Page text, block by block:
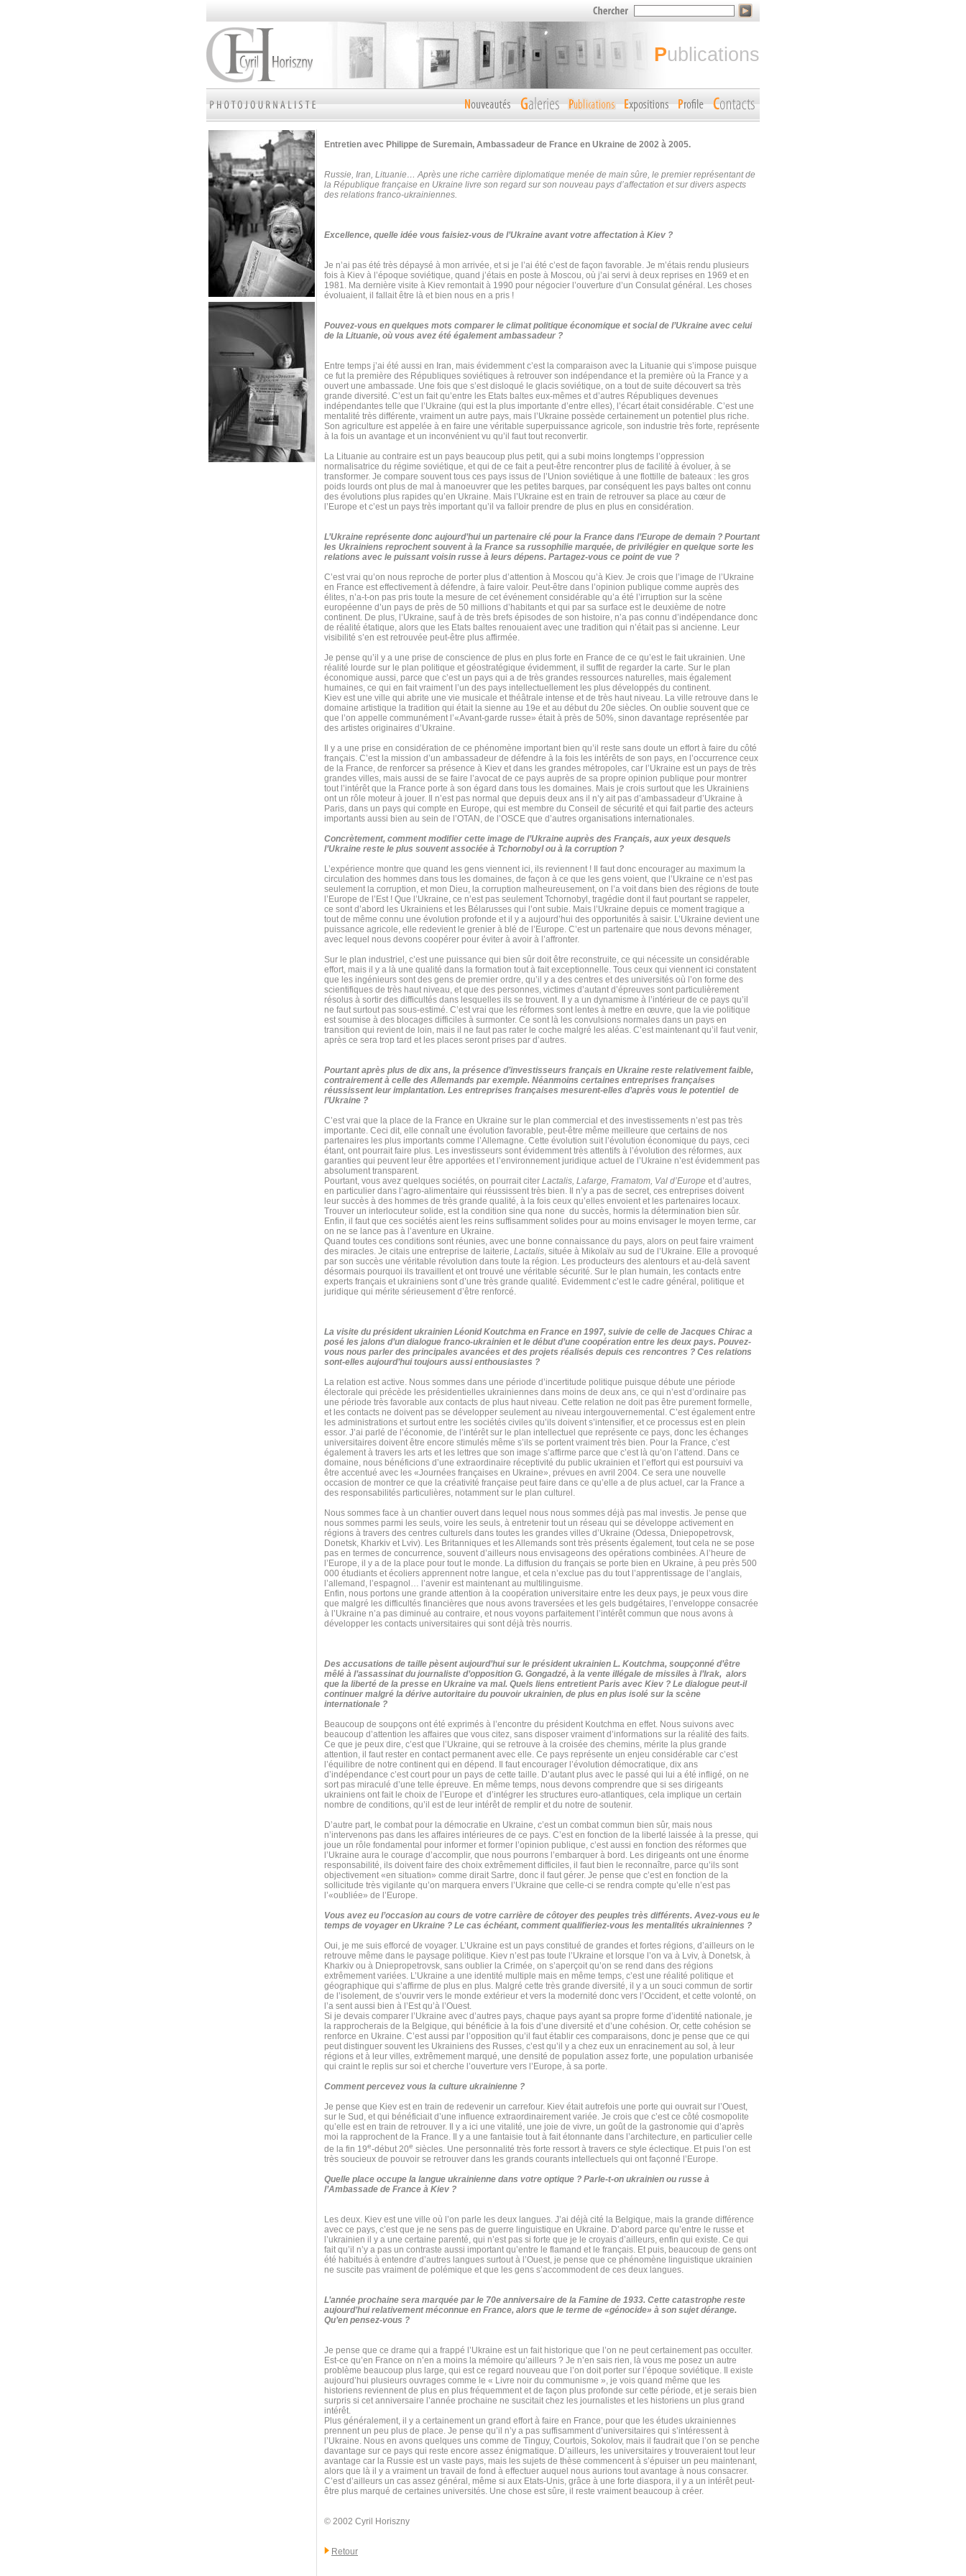
publications
Entretien avec Philippe de Suremain, Ambassadeur de France en Ukraine de 2002 à 2005.
Russie, Iran, Lituanie… Après une riche carrière diplomatique menée de main sûre, le premier représentant de
la République française en Ukraine livre son regard sur son nouveau pays d’affectation et sur divers aspects
des relations franco-ukrainiennes.
Excellence, quelle idée vous faisiez-vous de l’Ukraine avant votre affectation à Kiev ?
Je n’ai pas été très dépaysé à mon arrivée, et si je l’ai été c’est de façon favorable. Je m’étais rendu plusieurs
fois à Kiev à l’époque soviétique, quand j’étais en poste à Moscou, où j’ai servi à deux reprises en 1969 et en
1981. Ma dernière visite à Kiev remontait à 1990 pour négocier l’ouverture d’un Consulat général. Les choses
évoluaient, il fallait être là et bien nous en a pris !
Pouvez-vous en quelques mots comparer le climat politique économique et social de l’Ukraine avec celui
de la Lituanie, où vous avez été également ambassadeur ?
Entre temps j’ai été aussi en Iran, mais évidemment c’est la comparaison avec la Lituanie qui s’impose puisque
ce fut la première des Républiques soviétiques à retrouver son indépendance et la première où la France y a
ouvert une ambassade. Une fois que s’est disloqué le glacis soviétique, on a tout de suite découvert sa très
grande diversité. C’est un fait qu’entre les Etats baltes eux-mêmes et d’autres Républiques devenues
indépendantes telle que l’Ukraine (qui est la plus importante d’entre elles), l’écart était considérable. C’est une
mentalité très différente, vraiment un autre pays, mais l’Ukraine possède certainement un potentiel plus riche.
Son agriculture est appelée à en faire une véritable superpuissance agricole, son industrie très forte, représente
à la fois un avantage et un inconvénient vu qu’il faut tout reconvertir.
La Lituanie au contraire est un pays beaucoup plus petit, qui a subi moins longtemps l’oppression
normalisatrice du régime soviétique, et qui de ce fait a peut-être rencontrer plus de facilité à évoluer, à se
transformer. Je compare souvent tous ces pays issus de l’Union soviétique à une flottille de bateaux : les gros
poids lourds ont plus de mal à manoeuvrer que les petites barques, par conséquent les pays baltes ont connu
des évolutions plus rapides qu’en Ukraine. Mais l’Ukraine est en train de retrouver sa place au cœur de
l’Europe et c’est un pays très important qu’il va falloir prendre de plus en plus en considération.
L’Ukraine représente donc aujourd’hui un partenaire clé pour la France dans l’Europe de demain ? Pourtant
les Ukrainiens reprochent souvent à la France sa russophilie marquée, de privilégier en quelque sorte les
relations avec le puissant voisin russe à leurs dépens. Partagez-vous ce point de vue ?
C’est vrai qu’on nous reproche de porter plus d’attention à Moscou qu’à Kiev. Je crois que l’image de l’Ukraine
en France est effectivement à défendre, à faire valoir. Peut-être dans l’opinion publique comme auprès des
élites, n’a-t-on pas pris toute la mesure de cet événement considérable qu’a été l’irruption sur la scène
européenne d’un pays de près de 50 millions d’habitants et qui par sa surface est le deuxième de notre
continent. De plus, l’Ukraine, sauf à de très brefs épisodes de son histoire, n’a pas connu d’indépendance donc
de réalité étatique, alors que les Etats baltes renouaient avec une tradition qui n’était pas si ancienne. Leur
visibilité s’en est retrouvée peut-être plus affirmée.
Je pense qu’il y a une prise de conscience de plus en plus forte en France de ce qu’est le fait ukrainien. Une
réalité lourde sur le plan politique et géostratégique évidemment, il suffit de regarder la carte. Sur le plan
économique aussi, parce que c’est un pays qui a de très grandes ressources naturelles, mais également
humaines, ce qui en fait vraiment l’un des pays intellectuellement les plus développés du continent.
Kiev est une ville qui abrite une vie musicale et théâtrale intense et de très haut niveau. La ville retrouve dans le
domaine artistique la tradition qui était la sienne au 19e et au début du 20e siècles. On oublie souvent que ce
que l’on appelle communément l’«Avant-garde russe» était à près de 50%, sinon davantage représentée par
des artistes originaires d’Ukraine.
Il y a une prise en considération de ce phénomène important bien qu’il reste sans doute un effort à faire du côté
français. C’est la mission d’un ambassadeur de défendre à la fois les intérêts de son pays, en l’occurrence ceux
de la France, de renforcer sa présence à Kiev et dans les grandes métropoles, car l’Ukraine est un pays de très
grandes villes, mais aussi de se faire l’avocat de ce pays auprès de sa propre opinion publique pour montrer
tout l’intérêt que la France porte à son égard dans tous les domaines. Mais je crois surtout que les Ukrainiens
ont un rôle moteur à jouer. Il n’est pas normal que depuis deux ans il n’y ait pas d’ambassadeur d’Ukraine à
Paris, dans un pays qui compte en Europe, qui est membre du Conseil de sécurité et qui fait partie des acteurs
importants aussi bien au sein de l’OTAN, de l’OSCE que d’autres organisations internationales.
Concrètement, comment modifier cette image de l’Ukraine auprès des Français, aux yeux desquels
l’Ukraine reste le plus souvent associée à Tchornobyl ou à la corruption ?
L’expérience montre que quand les gens viennent ici, ils reviennent ! Il faut donc encourager au maximum la
circulation des hommes dans tous les domaines, de façon à ce que les gens voient, que l’Ukraine ce n’est pas
seulement la corruption, et mon Dieu, la corruption malheureusement, on l’a voit dans bien des régions de toute
l’Europe de l’Est ! Que l’Ukraine, ce n’est pas seulement Tchornobyl, tragédie dont il faut pourtant se rappeler,
ce sont d’abord les Ukrainiens et les Bélаrusses qui l’ont subie. Mais l’Ukraine depuis ce moment tragique a
tout de même connu une évolution profonde et il y a aujourd’hui des opportunités à saisir. L’Ukraine devient une
puissance agricole, elle redevient le grenier à blé de l’Europe. C’est un partenaire que nous devons ménager,
avec lequel nous devons coopérer pour éviter à avoir à l’affronter.
Sur le plan industriel, c’est une puissance qui bien sûr doit être reconstruite, ce qui nécessite un considérable
effort, mais il y a là une qualité dans la formation tout à fait exceptionnelle. Tous ceux qui viennent ici constatent
que les ingénieurs sont des gens de premier ordre, qu’il y a des centres et des universités où l’on forme des
scientifiques de très haut niveau, et que des personnes, victimes d’autant d’épreuves sont particulièrement
résolus à sortir des difficultés dans lesquelles ils se trouvent. Il y a un dynamisme à l’intérieur de ce pays qu’il
ne faut surtout pas sous-estimé. C’est vrai que les réformes sont lentes à mettre en œuvre, que la vie politique
est soumise à des blocages difficiles à surmonter. Ce sont là les convulsions normales dans un pays en
transition qui revient de loin, mais il ne faut pas rater le coche malgré les aléas. C’est maintenant qu’il faut venir,
après ce sera trop tard et les places seront prises par d’autres.
Pourtant après plus de dix ans, la présence d’investisseurs français en Ukraine reste relativement faible,
contrairement à celle des Allemands par exemple. Néanmoins certaines entreprises françaises
réussissent leur implantation. Les entreprises françaises mesurent-elles d’après vous le potentiel de
l’Ukraine ?
C’est vrai que la place de la France en Ukraine sur le plan commercial et des investissements n’est pas très
importante. Ceci dit, elle connaît une évolution favorable, peut-être même meilleure que certains de nos
partenaires les plus importants comme l’Allemagne. Cette évolution suit l’évolution économique du pays, ceci
étant, ont pourrait faire plus. Les investisseurs sont évidemment très attentifs à l’évolution des réformes, aux
garanties qui peuvent leur être apportées et l’environnement juridique actuel de l’Ukraine n’est évidemment pas
absolument transparent.
Pourtant, vous avez quelques sociétés, on pourrait citer Lactalis, Lafarge, Framatom, Val d’Europe et d’autres,
en particulier dans l’agro-alimentaire qui réussissent très bien. Il n’y a pas de secret, ces entreprises doivent
leur succès à des hommes de très grande qualité, à la fois ceux qu’elles envoient et les partenaires locaux.
Trouver un interlocuteur solide, est la condition sine qua none du succès, hormis la détermination bien sûr.
Enfin, il faut que ces sociétés aient les reins suffisamment solides pour au moins envisager le moyen terme, car
on ne se lance pas à l’aventure en Ukraine.
Quand toutes ces conditions sont réunies, avec une bonne connaissance du pays, alors on peut faire vraiment
des miracles. Je citais une entreprise de laiterie, Lactalis, située à Mikolaïv au sud de l’Ukraine. Elle a provoqué
par son succès une véritable révolution dans toute la région. Les producteurs des alentours et au-delà savent
désormais pourquoi ils travaillent et ont trouvé une véritable sécurité. Sur le plan humain, les contacts entre
experts français et ukrainiens sont d’une très grande qualité. Evidemment c’est le cadre général, politique et
juridique qui mérite sérieusement d’être renforcé.
La visite du président ukrainien Léonid Koutchma en France en 1997, suivie de celle de Jacques Chirac a
posé les jalons d’un dialogue franco-ukrainien et le début d’une coopération entre les deux pays. Pouvez-
vous nous parler des principales avancées et des projets réalisés depuis ces rencontres ? Ces relations
sont-elles aujourd’hui toujours aussi enthousiastes ?
La relation est active. Nous sommes dans une période d’incertitude politique puisque débute une période
électorale qui précède les présidentielles ukrainiennes dans moins de deux ans, ce qui n’est d’ordinaire pas
une période très favorable aux contacts de plus haut niveau. Cette relation ne doit pas être purement formelle,
et les contacts ne doivent pas se développer seulement au niveau intergouvernemental. C’est également entre
les administrations et surtout entre les sociétés civiles qu’ils doivent s’intensifier, et ce processus est en plein
essor. J’ai parlé de l’économie, de l’intérêt sur le plan intellectuel que représente ce pays, donc les échanges
universitaires doivent être encore stimulés même s’ils se portent vraiment très bien. Pour la France, c’est
également à travers les arts et les lettres que son image s’affirme parce que c’est là qu’on l’attend. Dans ce
domaine, nous bénéficions d’une extraordinaire réceptivité du public ukrainien et l’effort qui est poursuivi va
être accentué avec les «Journées françaises en Ukraine», prévues en avril 2004. Ce sera une nouvelle
occasion de montrer ce que la créativité française peut faire dans ce qu’elle a de plus actuel, car la France a
des responsabilités particulières, notamment sur le plan culturel.
Nous sommes face à un chantier ouvert dans lequel nous nous sommes déjà pas mal investis. Je pense que
nous sommes parmi les seuls, voire les seuls, à entretenir tout un réseau qui se développe activement en
régions à travers des centres culturels dans toutes les grandes villes d’Ukraine (Odessa, Dniepopetrovsk,
Donetsk, Kharkiv et Lviv). Les Britanniques et les Allemands sont très présents également, tout cela ne se pose
pas en termes de concurrence, souvent d’ailleurs nous envisageons des opérations combinées. A l’heure de
l’Europe, il y a de la place pour tout le monde. La diffusion du français se porte bien en Ukraine, à peu près 500
000 étudiants et écoliers apprennent notre langue, et cela n’exclue pas du tout l’apprentissage de l’anglais,
l’allemand, l’espagnol… l’avenir est maintenant au multilinguisme.
Enfin, nous portons une grande attention à la coopération universitaire entre les deux pays, je peux vous dire
que malgré les difficultés financières que nous avons traversées et les gels budgétaires, l’enveloppe consacrée
à l’Ukraine n’a pas diminué au contraire, et nous voyons parfaitement l’intérêt commun que nous avons à
développer les contacts universitaires qui sont déjà très nourris.
Des accusations de taille pèsent aujourd’hui sur le président ukrainien L. Koutchma, soupçonné d’être
mêlé à l’assassinat du journaliste d’opposition G. Gongadzé, à la vente illégale de missiles à l’Irak, alors
que la liberté de la presse en Ukraine va mal. Quels liens entretient Paris avec Kiev ? Le dialogue peut-il
continuer malgré la dérive autoritaire du pouvoir ukrainien, de plus en plus isolé sur la scène
internationale ?
Beaucoup de soupçons ont été exprimés à l’encontre du président Koutchma en effet. Nous suivons avec
beaucoup d’attention les affaires que vous citez, sans disposer vraiment d’informations sur la réalité des faits.
Ce que je peux dire, c’est que l’Ukraine, qui se retrouve à la croisée des chemins, mérite la plus grande
attention, il faut rester en contact permanent avec elle. Ce pays représente un enjeu considérable car c’est
l’équilibre de notre continent qui en dépend. Il faut encourager l’évolution démocratique, dix ans
d’indépendance c’est court pour un pays de cette taille. D’autant plus avec le passé qui lui a été infligé, on ne
sort pas miraculé d’une telle épreuve. En même temps, nous devons comprendre que si ses dirigeants
ukrainiens ont fait le choix de l’Europe et d’intégrer les structures euro-atlantiques, cela implique un certain
nombre de conditions, qu’il est de leur intérêt de remplir et du notre de soutenir.
D’autre part, le combat pour la démocratie en Ukraine, c’est un combat commun bien sûr, mais nous
n’intervenons pas dans les affaires intérieures de ce pays. C’est en fonction de la liberté laissée à la presse, qui
joue un rôle fondamental pour informer et former l’opinion publique, c’est aussi en fonction des réformes que
l’Ukraine aura le courage d’accomplir, que nous pourrons l’embarquer à bord. Les dirigeants ont une énorme
responsabilité, ils doivent faire des choix extrêmement difficiles, il faut bien le reconnaître, parce qu’ils sont
objectivement «en situation» comme dirait Sartre, donc il faut gérer. Je pense que c’est en fonction de la
sollicitude très vigilante qu’on marquera envers l’Ukraine que celle-ci se rendra compte qu’elle n’est pas
l’«oubliée» de l’Europe.
Vous avez eu l’occasion au cours de votre carrière de côtoyer des peuples très différents. Avez-vous eu le
temps de voyager en Ukraine ? Le cas échéant, comment qualifieriez-vous les mentalités ukrainiennes ?
Oui, je me suis efforcé de voyager. L’Ukraine est un pays constitué de grandes et fortes régions, d’ailleurs on le
retrouve même dans le paysage politique. Kiev n’est pas toute l’Ukraine et lorsque l’on va à Lviv, à Donetsk, à
Kharkiv ou à Dniepropetrovsk, sans oublier la Crimée, on s’aperçoit qu’on se rend dans des régions
extrêmement variées. L’Ukraine a une identité multiple mais en même temps, c’est une réalité politique et
géographique qui s’affirme de plus en plus. Malgré cette très grande diversité, il y a un souci commun de sortir
de l’isolement, de s’ouvrir vers le monde extérieur et vers la modernité donc vers l’Occident, et cette volonté, on
l’a sent aussi bien à l’Est qu’à l’Ouest.
Si je devais comparer l’Ukraine avec d’autres pays, chaque pays ayant sa propre forme d’identité nationale, je
la rapprocherais de la Belgique, qui bénéficie à la fois d’une diversité et d’une cohésion. Or, cette cohésion se
renforce en Ukraine. C’est aussi par l’opposition qu’il faut établir ces comparaisons, donc je pense que ce qui
peut distinguer souvent les Ukrainiens des Russes, c’est qu’il y a chez eux un enracinement au sol, à leur
régions et à leur villes, extrêmement marqué, une densité de population assez forte, une population urbanisée
qui craint le replis sur soi et cherche l’ouverture vers l’Europe, à sa porte.
Comment percevez vous la culture ukrainienne ?
Je pense que Kiev est en train de redevenir un carrefour. Kiev était autrefois une porte qui ouvrait sur l’Ouest,
sur le Sud, et qui bénéficiait d’une influence extraordinairement variée. Je crois que c’est ce côté cosmopolite
qu’elle est en train de retrouver. Il y a ici une vitalité, une joie de vivre, un goût de la gastronomie qui d’après
moi la rapprochent de la France. Il y a une fantaisie tout à fait étonnante dans l’architecture, en particulier celle
de la fin 19e-début 20e siècles. Une personnalité très forte ressort à travers ce style éclectique. Et puis l’on est
très soucieux de pouvoir se retrouver dans les grands courants intellectuels qui ont façonné l’Europe.
Quelle place occupe la langue ukrainienne dans votre optique ? Parle-t-on ukrainien ou russe à
l’Ambassade de France à Kiev ?
Les deux. Kiev est une ville où l’on parle les deux langues. J’ai déjà cité la Belgique, mais la grande différence
avec ce pays, c’est que je ne sens pas de guerre linguistique en Ukraine. D’abord parce qu’entre le russe et
l’ukrainien il y a une certaine parenté, qui n’est pas si forte que je le croyais d’ailleurs, enfin qui existe. Ce qui
fait qu’il n’y a pas un contraste aussi important qu’entre le flamand et le français. Et puis, beaucoup de gens ont
été habitués à entendre d’autres langues surtout à l’Ouest, je pense que ce phénomène linguistique ukrainien
ne suscite pas vraiment de polémique et que les gens s’accommodent de ces deux langues.
L’année prochaine sera marquée par le 70e anniversaire de la Famine de 1933. Cette catastrophe reste
aujourd’hui relativement méconnue en France, alors que le terme de «génocide» à son sujet dérange.
Qu’en pensez-vous ?
Je pense que ce drame qui a frappé l’Ukraine est un fait historique que l’on ne peut certainement pas occulter.
Est-ce qu’en France on n’en a moins la mémoire qu’ailleurs ? Je n’en sais rien, là vous me posez un autre
problème beaucoup plus large, qui est ce regard nouveau que l’on doit porter sur l’époque soviétique. Il existe
aujourd’hui plusieurs ouvrages comme le « Livre noir du communisme », je vois quand même que les
historiens reviennent de plus en plus fréquemment et de façon plus profonde sur cette période, et je serais bien
surpris si cet anniversaire l’année prochaine ne suscitait chez les journalistes et les historiens un plus grand
intérêt.
Plus généralement, il y a certainement un grand effort à faire en France, pour que les études ukrainiennes
prennent un peu plus de place. Je pense qu’il n’y a pas suffisamment d’universitaires qui s’intéressent à
l’Ukraine. Nous en avons quelques uns comme de Tinguy, Courtois, Sokolov, mais il faudrait que l’on se penche
davantage sur ce pays qui reste encore assez énigmatique. D’ailleurs, les universitaires y trouveraient tout leur
avantage car la Russie est un vaste pays, mais les sujets de thèse commencent à s’épuiser un peu maintenant,
alors que là il y a vraiment un travail de fond à effectuer auquel nous aurions tout avantage à nous consacrer.
C’est d’ailleurs un cas assez général, même si aux Etats-Unis, grâce à une forte diaspora, il y a un intérêt peut-
être plus marqué de certaines universités. Une chose est sûre, il reste vraiment beaucoup à créer.
© 2002 Cyril Horiszny
Retour